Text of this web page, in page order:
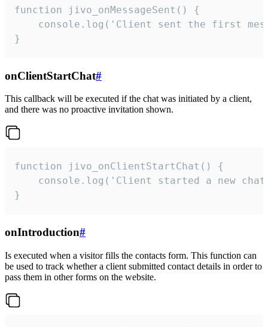
function jivo_onMessageSent() {
console.log('Client sent the first
}
onClientStartChat#
This callback will be executed if the chat was initiated by a client,
and there was no proactive invitation shown.
function jivo_onClientStartChat() {
console.log('Client started a new
}
onIntroduction#
Is executed when a visitor fills the contacts form. This function can
be used to track whether a client submitted contact details in order to
pass them in other forms on the website.